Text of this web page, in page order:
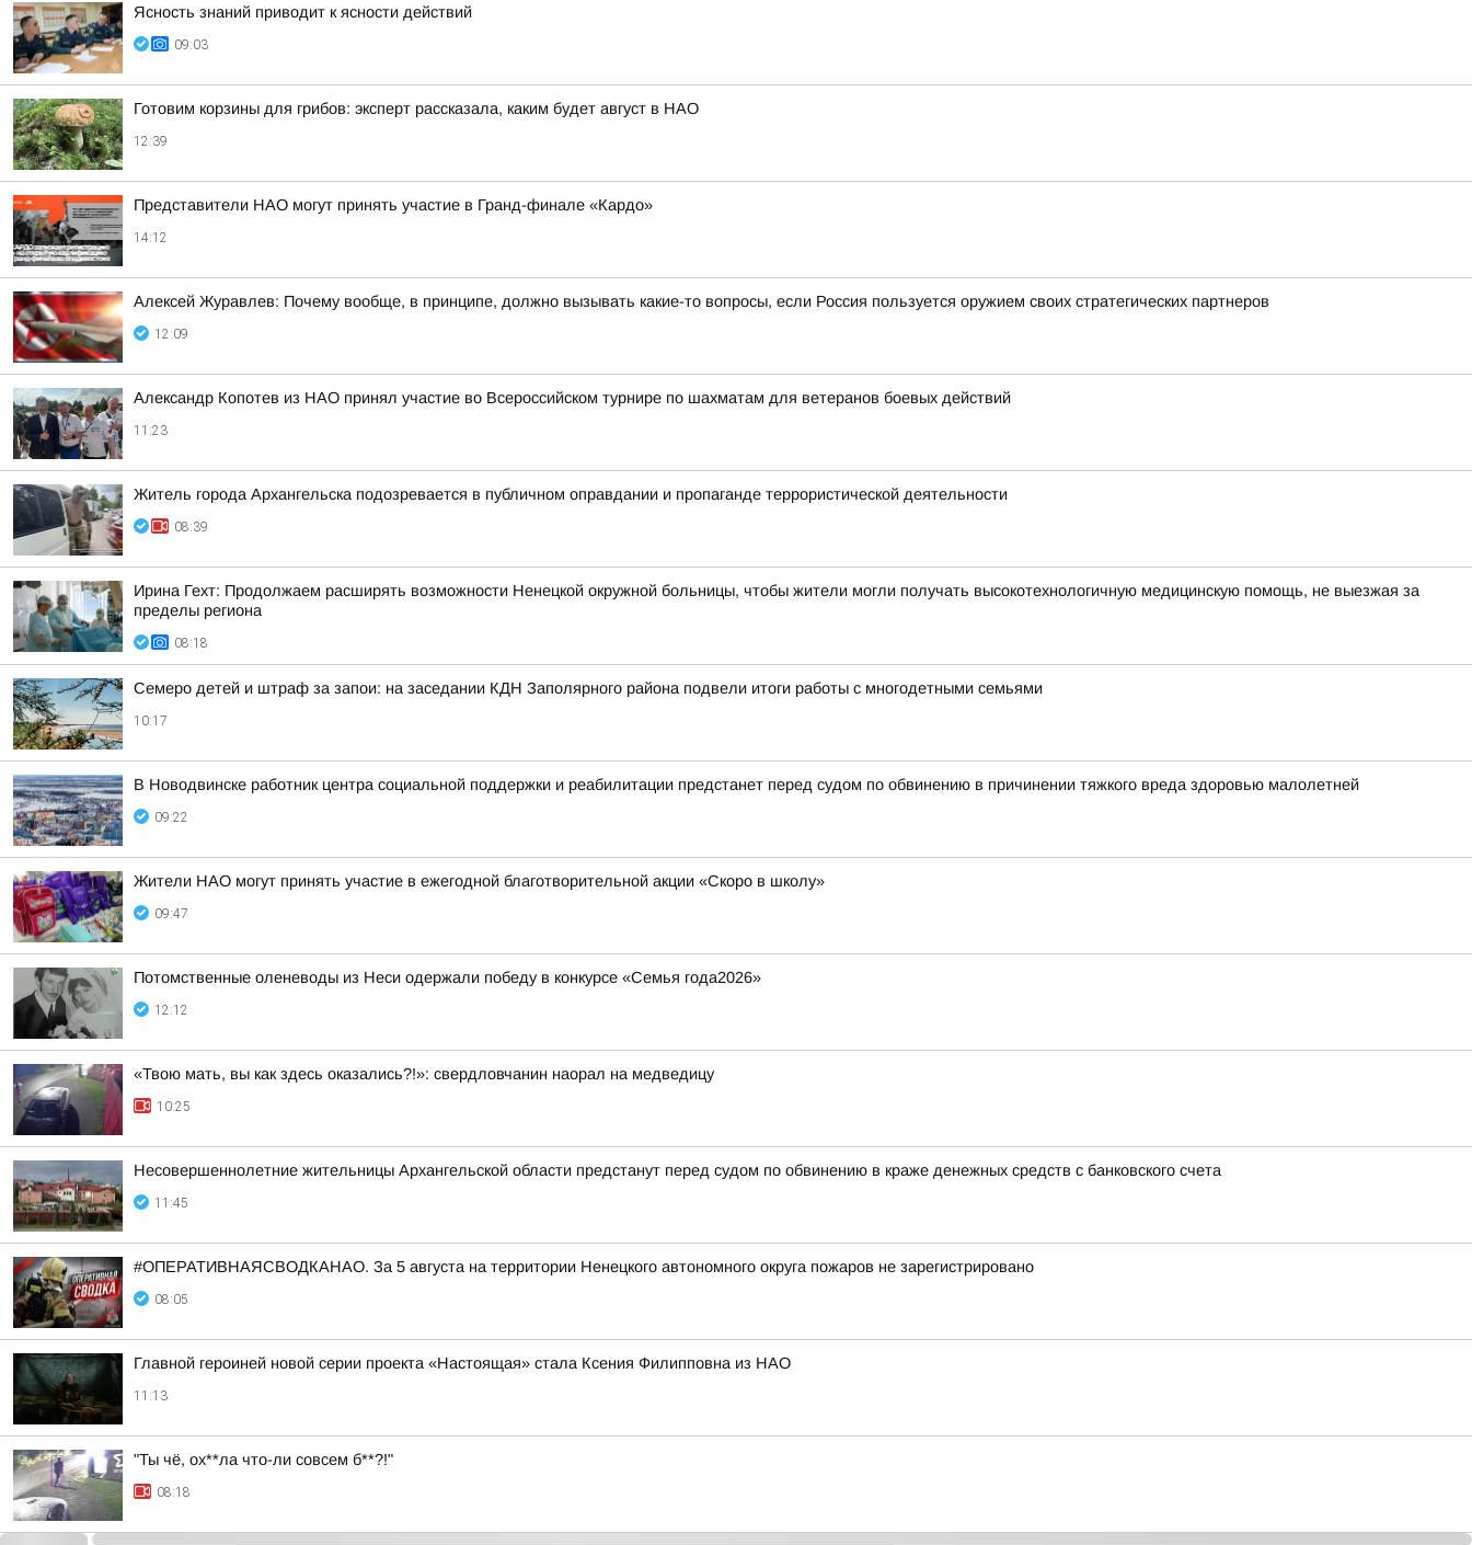
Ясность знаний приводит к ясности действий
09:03
Готовим корзины для грибов: эксперт рассказала, каким будет август в НАО
12:39
Представители НАО могут принять участие в Гранд-финале «Кардо»
14:12
Алексей Журавлев: Почему вообще, в принципе, должно вызывать какие-то вопросы, если Россия пользуется оружием своих стратегических партнеров
12:09
Александр Копотев из НАО принял участие во Всероссийском турнире по шахматам для ветеранов боевых действий
11:23
Житель города Архангельска подозревается в публичном оправдании и пропаганде террористической деятельности
08:39
Ирина Гехт: Продолжаем расширять возможности Ненецкой окружной больницы, чтобы жители могли получать высокотехнологичную медицинскую помощь, не выезжая за
пределы региона
08:18
Семеро детей и штраф за запои: на заседании КДН Заполярного района подвели итоги работы с многодетными семьями
10:17
В Новодвинске работник центра социальной поддержки и реабилитации предстанет перед судом по обвинению в причинении тяжкого вреда здоровью малолетней
09:22
Жители НАО могут принять участие в ежегодной благотворительной акции «Скоро в школу»
09:47
Потомственные оленеводы из Неси одержали победу в конкурсе «Семья года2026»
12:12
«Твою мать, вы как здесь оказались?!»: свердловчанин наорал на медведицу
10:25
Несовершеннолетние жительницы Архангельской области предстанут перед судом по обвинению в краже денежных средств с банковского счета
11:45
#ОПЕРАТИВНАЯСВОДКАНАО. За 5 августа на территории Ненецкого автономного округа пожаров не зарегистрировано
08:05
Главной героиней новой серии проекта «Настоящая» стала Ксения Филипповна из НАО
11:13
"Ты чё, ох**ла что-ли совсем б**?!"
08:18